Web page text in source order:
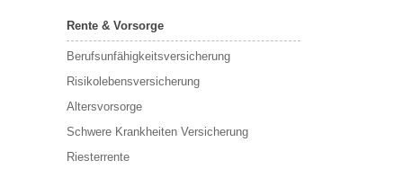
Rente & Vorsorge
Berufs­unfähigkeitsversicherung
Risikolebensversicherung
Altersvorsorge
Schwere Krankheiten Versicherung
Riesterrente